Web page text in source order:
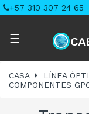
+57 310 307 24 65
Navegación
palanca
☰
CASA
LÍNEA
COMPONENTES